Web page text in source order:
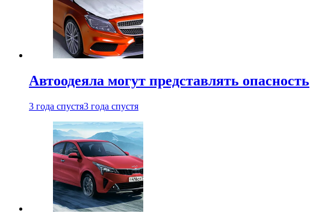
Автоодеяла могут представлять опасность
3 года спустя3 года спустя